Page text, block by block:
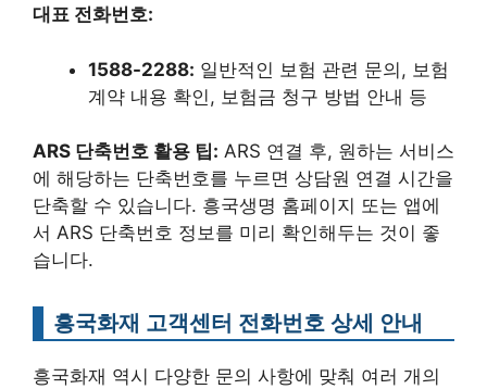
대표 전화번호:
1588-2288: 일반적인 보험 관련 문의, 보험
계약 내용 확인, 보험금 청구 방법 안내 등
ARS 단축번호 활용 팁: ARS 연결 후, 원하는 서비스
에 해당하는 단축번호를 누르면 상담원 연결 시간을
단축할 수 있습니다. 흥국생명 홈페이지 또는 앱에
서 ARS 단축번호 정보를 미리 확인해두는 것이 좋
습니다.
흥국화재 고객센터 전화번호 상세 안내
흥국화재 역시 다양한 문의 사항에 맞춰 여러 개의